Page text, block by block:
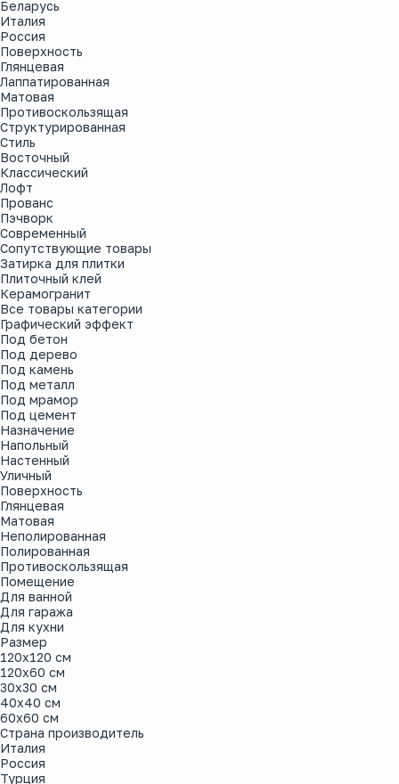
Беларусь
Италия
Россия
Поверхность
Глянцевая
Лаппатированная
Матовая
Противоскользящая
Структурированная
Стиль
Восточный
Классический
Лофт
Прованс
Пэчворк
Современный
Сопутствующие товары
Затирка для плитки
Плиточный клей
Керамогранит
Все товары категории
Графический эффект
Под бетон
Под дерево
Под камень
Под металл
Под мрамор
Под цемент
Назначение
Напольный
Настенный
Уличный
Поверхность
Глянцевая
Матовая
Неполированная
Полированная
Противоскользящая
Помещение
Для ванной
Для гаража
Для кухни
Размер
120x120 см
120x60 см
30x30 см
40x40 см
60x60 см
Страна производитель
Италия
Россия
Турция